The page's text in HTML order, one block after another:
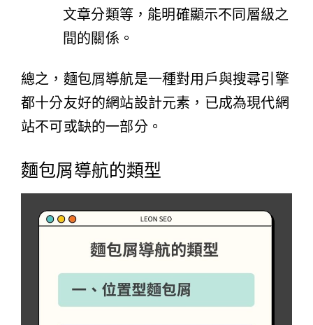
文章分類等，能明確顯示不同層級之
間的關係。
總之，麵包屑導航是一種對用戶與搜尋引擎
都十分友好的網站設計元素，已成為現代網
站不可或缺的一部分。
麵包屑導航的類型